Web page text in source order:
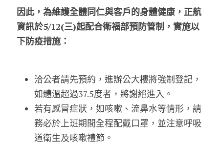
因此，為維護全體同仁與客戶的身體健康，正航
資訊於5/12(三)起配合衛福部預防管制，實施以
下防疫措施：
洽公者請先預約，進辦公大樓將強制登記，
如體溫超過37.5度者，將謝絕進入。
若有感冒症狀，如咳嗽、流鼻水等情形，請
務必於上班期間全程配戴口罩，並注意呼吸
道衛生及咳嗽禮節。